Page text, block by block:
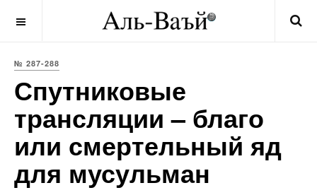
№ 287-288
Спутниковые
трансляции – благо
или смертельный яд
для мусульман